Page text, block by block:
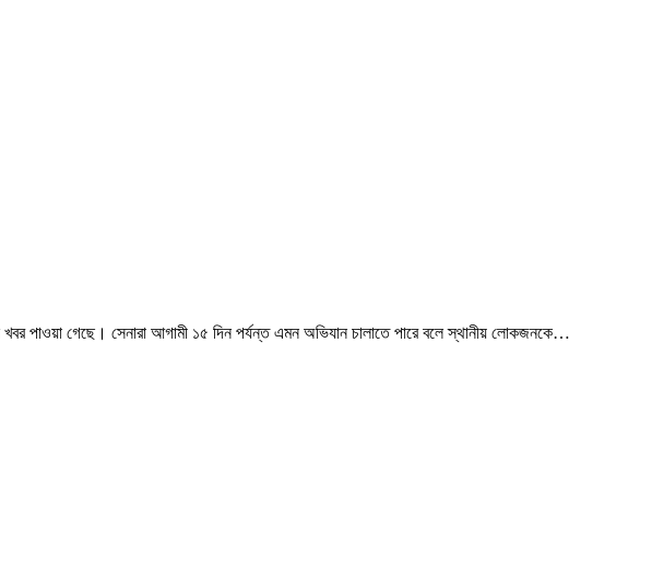
পাওয়া গেছে। সেনারা আগামী ১৫ দিন পর্যন্ত এমন অভিযান চালাতে পারে বলে স্থানীয় লোকজনকে…